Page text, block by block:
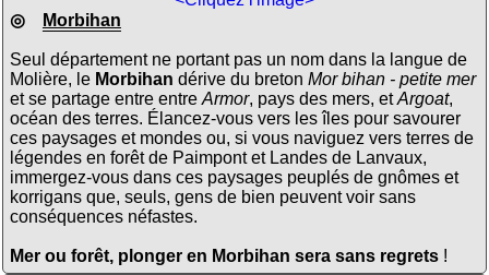
◎
Morbihan
Seul département ne portant pas un nom dans la langue de
Molière, le Morbihan dérive du breton Mor bihan - petite mer
et se partage entre entre Armor, pays des mers, etArgoat,
océan des terres. Élancez-vous vers les îles pour savourer
ces paysages et mondes ou, si vous naviguez vers terres de
légendes en forêt de Paimpont et Landes de Lanvaux,
immergez-vous dans ces paysages peuplés de gnômes et
korrigans que, seuls, gens de bien peuvent voir sans
conséquences néfastes.
Mer ou forêt, plonger en Morbihan sera sans regrets!